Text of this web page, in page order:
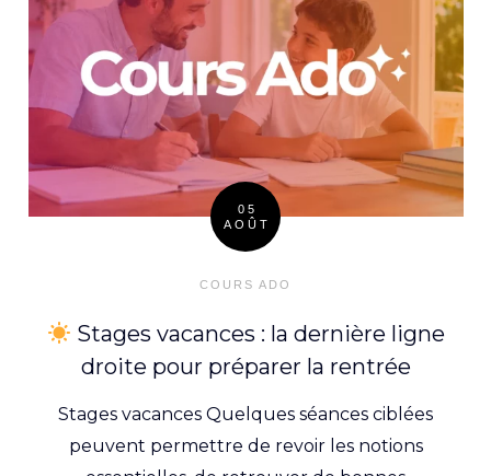
05
AOÛT
COURS ADO
Stages vacances : la dernière ligne
droite pour préparer la rentrée
Stages vacances Quelques séances ciblées
peuvent permettre de revoir les notions